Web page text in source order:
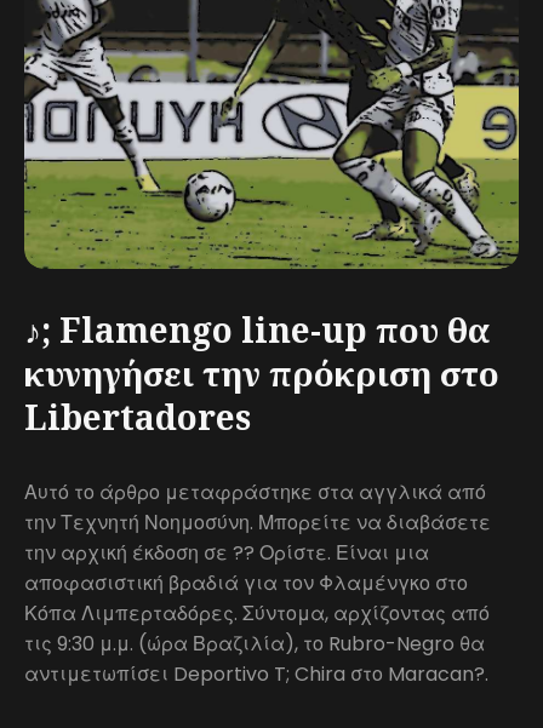
♪; Flamengo line-up που θα
κυνηγήσει την πρόκριση στο
Libertadores
Αυτό το άρθρο μεταφράστηκε στα αγγλικά από
την Τεχνητή Νοημοσύνη. Μπορείτε να διαβάσετε
την αρχική έκδοση σε ?? Ορίστε. Είναι μια
αποφασιστική βραδιά για τον Φλαμένγκο στο
Κόπα Λιμπερταδόρες. Σύντομα, αρχίζοντας από
τις 9:30 μ.μ. (ώρα Βραζιλία), το Rubro-Negro θα
αντιμετωπίσει Deportivo T; Chira στο Maracan?.